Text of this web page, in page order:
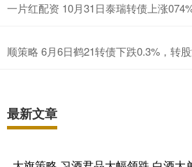
一片红配资 10月31日泰瑞转债上涨
顺策略 6月6日鹤21转债下跌0.3%，转
最新文章